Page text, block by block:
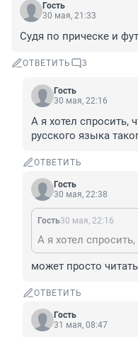
Гость
30 мая, 21:33
Судя по прическе и
ОТВЕТИТЬ 3
Гость
30 мая, 22:16
А я хотел спросить,
русского языка
ОТВЕТИТЬ
Гость
30 мая, 22:38
Гость30 мая, 22:16
может просто
ОТВЕТИТЬ
Гость
31 мая, 08:47